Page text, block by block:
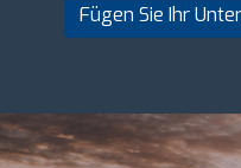
Fügen Sie Ihr